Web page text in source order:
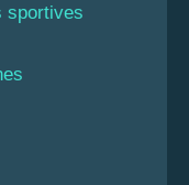
sportives